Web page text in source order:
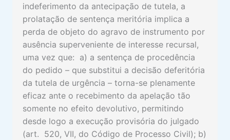
indeferimento da antecipação de tutela, a
prolatação de sentença meritória implica a
perda de objeto do agravo de instrumento por
ausência superveniente de interesse recursal,
uma vez que: a) a sentença de procedência
do pedido – que substitui a decisão deferitória
da tutela de urgência – torna-se plenamente
eficaz ante o recebimento da apelação tão
somente no efeito devolutivo, permitindo
desde logo a execução provisória do julgado
(art. 520, VII, do Código de Processo Civil); b)